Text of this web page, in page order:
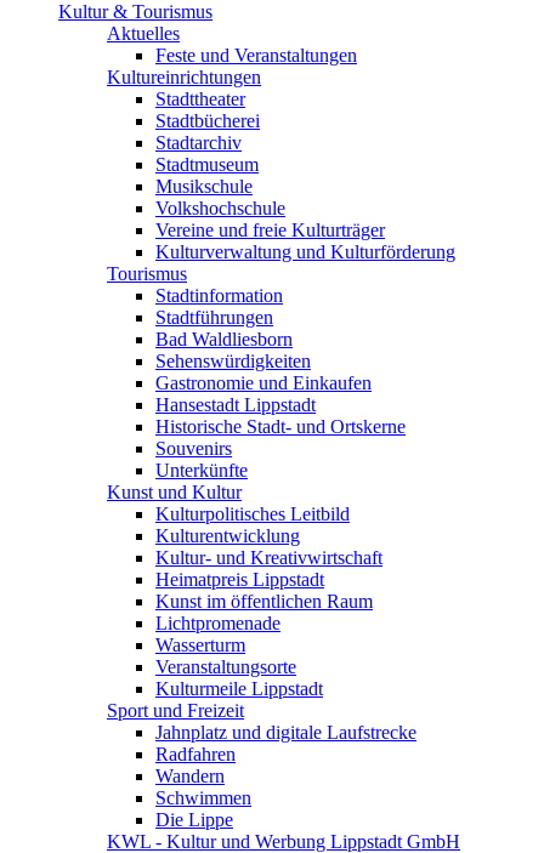
Kultur & Tourismus
Aktuelles
Feste und Veranstaltungen
Kultureinrichtungen
Stadttheater
Stadtbücherei
Stadtarchiv
Stadtmuseum
Musikschule
Volkshochschule
Vereine und freie Kulturträger
Kulturverwaltung und Kulturförderung
Tourismus
Stadtinformation
Stadtführungen
Bad Waldliesborn
Sehenswürdigkeiten
Gastronomie und Einkaufen
Hansestadt Lippstadt
Historische Stadt- und Ortskerne
Souvenirs
Unterkünfte
Kunst und Kultur
Kulturpolitisches Leitbild
Kulturentwicklung
Kultur- und Kreativwirtschaft
Heimatpreis Lippstadt
Kunst im öffentlichen Raum
Lichtpromenade
Wasserturm
Veranstaltungsorte
Kulturmeile Lippstadt
Sport und Freizeit
Jahnplatz und digitale Laufstrecke
Radfahren
Wandern
Schwimmen
Die Lippe
KWL - Kultur und Werbung Lippstadt GmbH